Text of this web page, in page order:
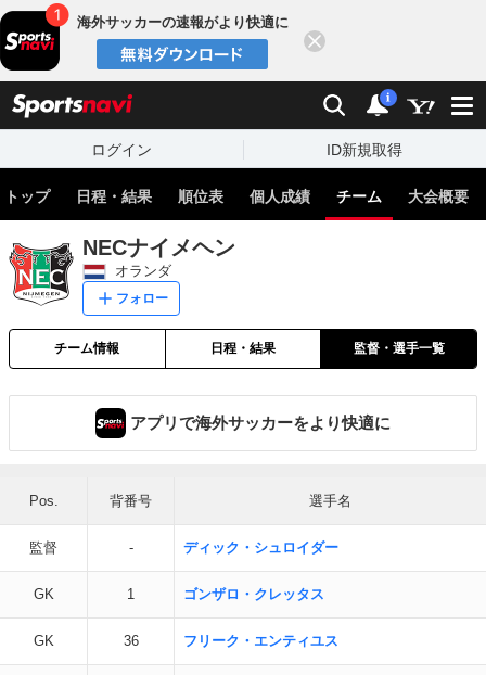
海外サッカーの速報がより快適に
検索 通知
i
ログイン ID新規取得
トップ 日程・結果 順位表 個人成績 チーム 大会概要
NECナイメヘン
オランダ
フォロー
チーム情報 日程・結果 監督・選手一覧
アプリで海外サッカーをより快適に
Pos. 背番号 選手名
監督 - ディック・シュロイダー
GK 1 ゴンザロ・クレッタス
GK 36 フリーク・エンティユス